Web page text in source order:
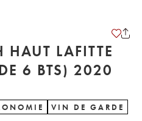
HAUT LAFITTE
6 BTS) 2020
VIN DE GARDE